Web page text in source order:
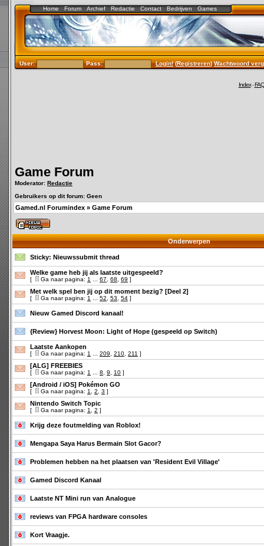
Home Forum Archief Redactie Contact Bedrijven Games
User: Pass: Login!(Registreren)Wachtwoord
Index-FAQ
Game Forum
Moderator: Redactie
Gebruikers op dit forum: Geen
Gamed.nl Forumindex » Game Forum
Onderwerpen
Sticky: Nieuwssubmit thread
Welke game heb jij als laatste uitgespeeld?
[ Ga naar pagina: 1 67 68 69 ]
Met welk spel ben jij op dit moment bezig? [Deel 2]
[ Ga naar pagina: 1 52 53 54 ]
Nieuw Gamed Discord kanaal!
{Review} Horvest Moon: Light of Hope (gespeeld op Switch)
Laatste Aankopen
[ Ga naar pagina: 1 209 210 211 ]
[ALG] FREEBIES
[ Ga naar pagina: 1 8 9 10 ]
[Android / iOS] Pokémon GO
[ Ga naar pagina: 1 2 3 ]
Nintendo Switch Topic
[ Ga naar pagina: 1 2 ]
Krijg deze foutmelding van Roblox!
Mengapa Saya Harus Bermain Slot Gacor?
Problemen hebben na het plaatsen van 'Resident Evil Village'
Gamed Discord Kanaal
Laatste NT Mini run van Analogue
reviews van FPGA hardware consoles
Kort Vraagje.